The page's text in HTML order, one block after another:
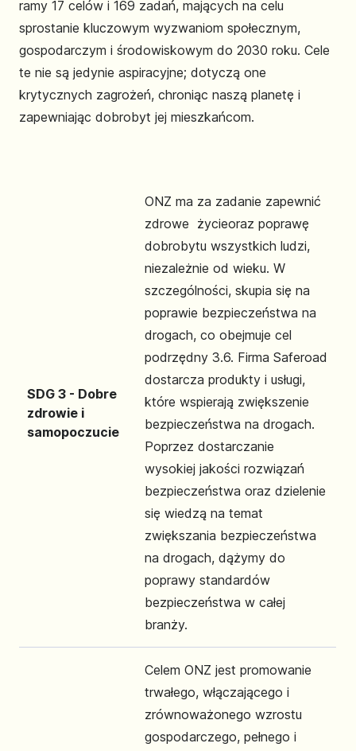
ramy 17 celów i 169 zadań, mających na celu
sprostanie kluczowym wyzwaniom społecznym,
gospodarczym i środowiskowym do 2030 roku. Cele
te nie są jedynie aspiracyjne; dotyczą one
krytycznych zagrożeń, chroniąc naszą planetę i
zapewniając dobrobyt jej mieszkańcom.
SDG 3 - Dobre
zdrowie i
samopoczucie
ONZ ma za zadanie zapewnić
zdrowe życieoraz poprawę
dobrobytu wszystkich ludzi,
niezależnie od wieku. W
szczególności, skupia się na
poprawie bezpieczeństwa na
drogach, co obejmuje cel
podrzędny 3.6. Firma Saferoad
dostarcza produkty i usługi,
które wspierają zwiększenie
bezpieczeństwa na drogach.
Poprzez dostarczanie
wysokiej jakości rozwiązań
bezpieczeństwa oraz dzielenie
się wiedzą na temat
zwiększania bezpieczeństwa
na drogach, dążymy do
poprawy standardów
bezpieczeństwa w całej
branży.
Celem ONZ jest promowanie
trwałego, włączającego i
zrównoważonego wzrostu
gospodarczego, pełnego i